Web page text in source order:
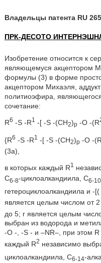
Владельцы патента RU
ПРК-ДЕСОТО
Изобретение относится к
являющемуся акцептором
формулы (3) в форме
акцептором Михаэля,
политиоэфира,
сочетание:
R6 -S -R1 -[ -S -(CH2)p -O -(R
{R6 -S -R1 -[ -S -(CH2)p -O -(R
(3a),
в которых каждый R1
C6-8-циклоалкандиила, C6-10
гетероциклоалкандиила и -
является целым числом от
до 5; r является целым
выбран из водорода и
-O -, -S - и –NR–, при этом
каждый R2 независимо
циклоалкандиила, C6-14-